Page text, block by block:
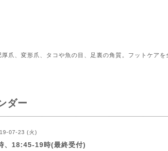
、変形爪、タコや魚の目、足裏の角質。フットケアを
ダー
07-23 (火)
、18:45-19時(最終受付)